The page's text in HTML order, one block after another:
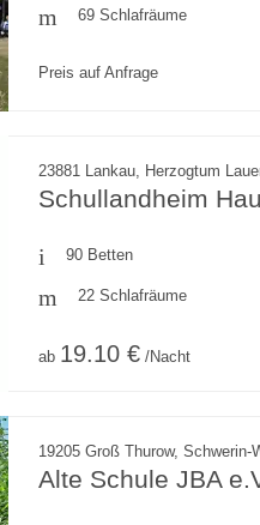
69 Schlafräume
Preis auf Anfrage
23881 Lankau, Herzogtum
Schullandheim
90 Betten
22 Schlafräume
ab 19.10 € /Nacht
19205 Groß Thurow, Schwerin-
Alte Schule JBA